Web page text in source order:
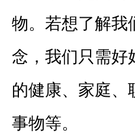
物。若想了解我
念，我们只需
的健康、家庭、
事物等。